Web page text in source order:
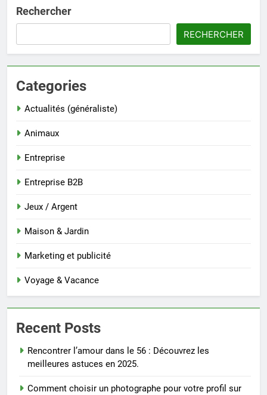
Rechercher
RECHERCHER
Categories
Actualités (généraliste)
Animaux
Entreprise
Entreprise B2B
Jeux / Argent
Maison & Jardin
Marketing et publicité
Voyage & Vacance
Recent Posts
Rencontrer l’amour dans le 56 : Découvrez les
meilleures astuces en 2025.
Comment choisir un photographe pour votre profil sur